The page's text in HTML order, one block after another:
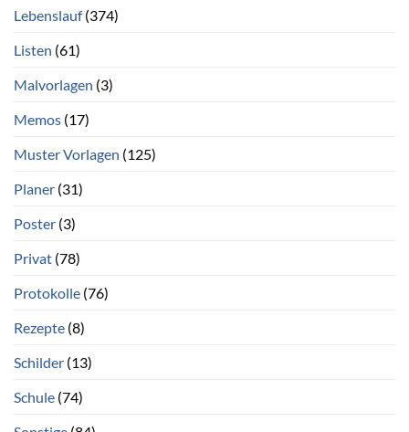
Lebenslauf(374)
Listen (61)
Malvorlagen (3)
Memos (17)
Muster Vorlagen (125)
Planer (31)
Poster (3)
Privat (78)
Protokolle (76)
Rezepte (8)
Schilder (13)
Schule (74)